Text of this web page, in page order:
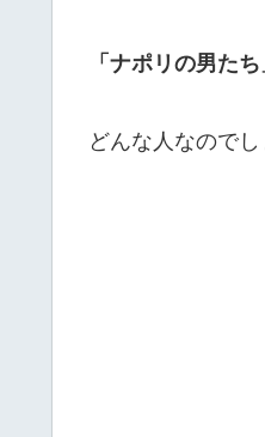
「ナポリの男た
どんな人なのでし